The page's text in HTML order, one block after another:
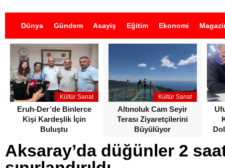
Dünya Gündem Asayiş Eğitim Ekonomi
İş İlanları
Kültür Sanat
Eruh-Der’de Binlerce
Kişi Kardeşlik İçin
Buluştu
Kültür Sanat
Altınoluk Cam Seyir
Terası Ziyaretçilerini
Büyülüyor
Aksaray’da düğünler 2